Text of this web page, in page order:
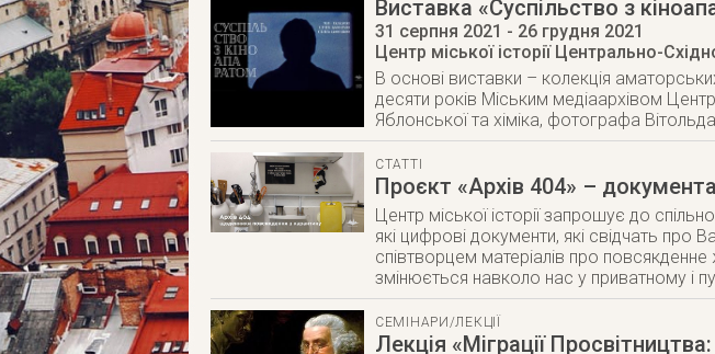
Виставка «Суспільство з
31 серпня 2021 - 26 грудня 2021
Центр міської історії Центрально-
В основі виставки – колекція
десяти років Міським медіаархівом
Яблонської та хіміка, фотографа
СТАТТІ
Проєкт «Архів 404» –
Центр міської історії запрошує до
які цифрові документи, які свідчать про
співтворцем матеріалів про
змінюється навколо нас у приватному і
СЕМІНАРИ/ЛЕКЦІЇ
Лекція «Міграції